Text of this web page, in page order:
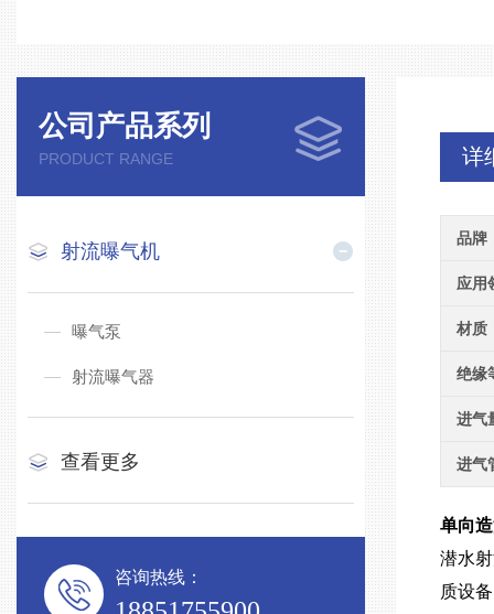
公司产品系列
PRODUCT RANGE
射流曝气机
曝气泵
射流曝气器
查看更多
咨询热线：
详
品牌
应用
材质
绝缘
进气
进气
单向
潜水
质设